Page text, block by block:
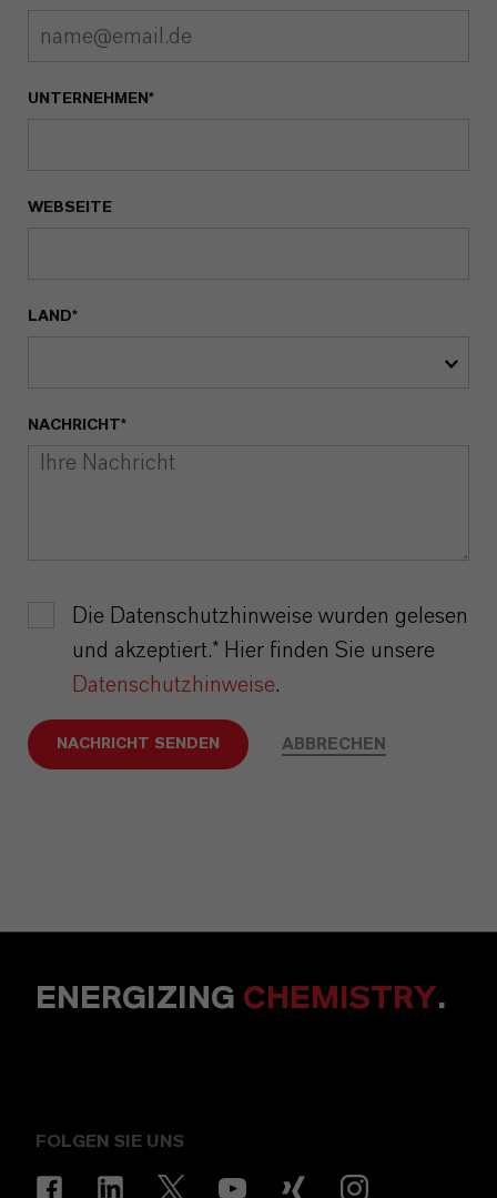
UNTERNEHMEN*
WEBSEITE
LAND*
NACHRICHT*
Die Datenschutzhinweise wurden gelesen
und akzeptiert.* Hier finden Sie unsere
Datenschutzhinweise.
NACHRICHT SENDEN ABBRECHEN
ENERGIZING CHEMISTRY.
FOLGEN SIE UNS